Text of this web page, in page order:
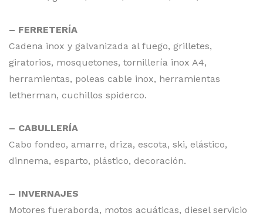
– FERRETERÍA
Cadena inox y galvanizada al fuego, grilletes,
giratorios, mosquetones, tornillería inox A4,
herramientas, poleas cable inox, herramientas
letherman, cuchillos spiderco.
– CABULLERÍA
Cabo fondeo, amarre, driza, escota, ski, elástico,
dinnema, esparto, plástico, decoración.
– INVERNAJES
Motores fueraborda, motos acuáticas, diesel servicio